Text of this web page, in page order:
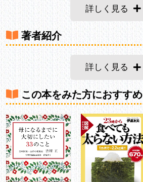
詳しく見る
著者紹介
詳しく見る
この本をみた方におすすめ